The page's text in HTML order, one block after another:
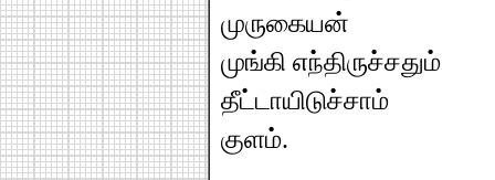
முருகையன்
முங்கி எந்திருச்சதும்
தீட்டாயிடுச்சாம்
குளம்.